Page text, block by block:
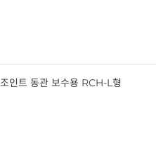
인트 동관 보수용 RCH-L형